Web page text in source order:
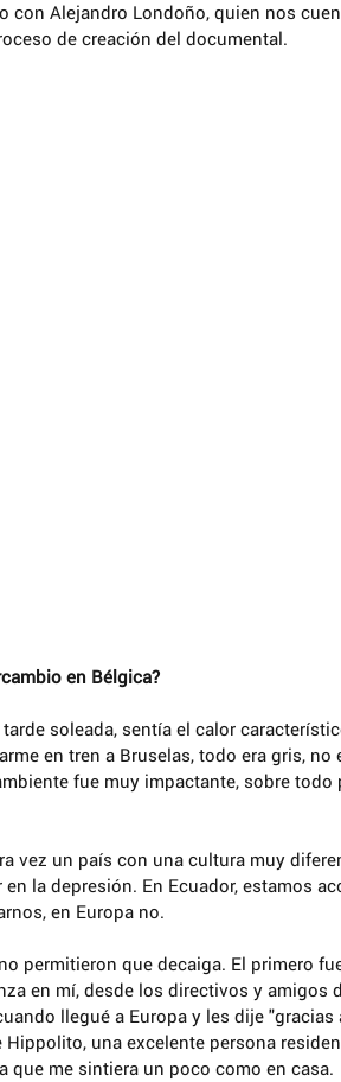
con Alejandro Londoño, quien nos
de creación del documental.
en Bélgica?
soleada, sentía el calor
en tren a Bruselas, todo era gris,
fue muy impactante, sobre todo
vez un país con una cultura muy
la depresión. En Ecuador, estamos
en Europa no.
permitieron que decaiga. El primero
en mí, desde los directivos y amigos
llegué a Europa y les dije
una excelente persona
que me sintiera un poco como en casa.